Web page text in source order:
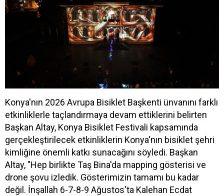
Konya'nın 2026 Avrupa Bisiklet Başkenti ünvanını farklı
etkinliklerle taçlandırmaya devam ettiklerini belirten
Başkan Altay, Konya Bisiklet Festivali kapsamında
gerçekleştirilecek etkinliklerin Konya'nın bisiklet şehri
kimliğine önemli katkı sunacağını söyledi. Başkan
Altay, "Hep birlikte Taş Bina'da mapping gösterisi ve
drone şovu izledik. Gösterimizin tamamı bu kadar
değil. İnşallah 6-7-8-9 Ağustos'ta Kalehan Ecdat